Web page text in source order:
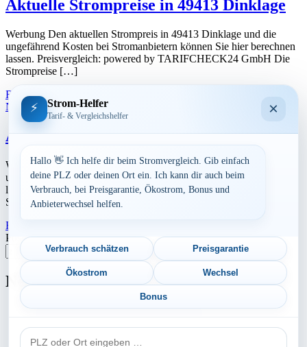
Aktuelle Strompreise in 49413 Dinklage
Werbung Den aktuellen Strompreis in 49413 Dinklage und die
ungefährend Kosten bei Stromanbietern können Sie hier berechnen
lassen. Preisvergleich: powered by TARIFCHECK24 GmbH Die
Strompreise […]
Read More
Niedersachsen
Aktuelle Strompreise in 49393 Lohne
Werbung Den aktuellen Strompreis in 49393 Lohne und die
ungefährend Kosten bei Stromanbietern können Sie hier berechnen
lassen. Preisvergleich: powered by TARIFCHECK24 GmbH Die
Strompreise […]
Read More
Postleitzahl eingeben
Suchen
Neu berechnet
Aktuelle Strompreise in 97956 Werbach
⚡ Strom-Helfer
Tarif- & Vergleichshelfer ×
Hallo 👋 Ich helfe dir beim Stromvergleich. Gib einfach
deine PLZ oder deinen Ort ein. Ich kann dir auch beim
Verbrauch, bei Preisgarantie, Ökostrom, Bonus und
Anbieterwechsel helfen.
Verbrauch schätzen Preisgarantie
Ökostrom Wechsel
Bonus
PLZ
oder